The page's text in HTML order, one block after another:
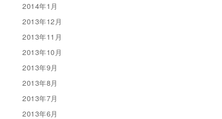
2014年1月
2013年12月
2013年11月
2013年10月
2013年9月
2013年8月
2013年7月
2013年6月